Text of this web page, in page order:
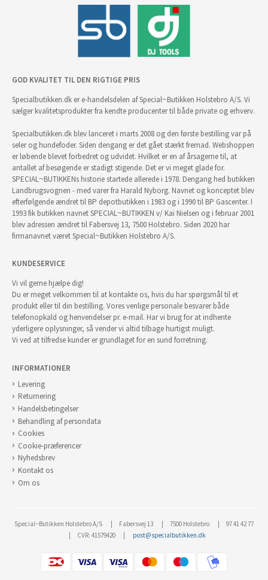
GOD KVALITET TIL DEN RIGTIGE PRIS
Specialbutikken.dk er e-handelsdelen af Special~Butikken Holstebro A/S. Vi
sælger kvalitetsprodukter fra kendte producenter til både private og erhverv.
Specialbutikken.dk blev lanceret i marts 2008 og den første bestilling var på
seler og hundefoder. Siden dengang er det gået stærkt fremad. Webshoppen
er løbende blevet forbedret og udvidet. Hvilket er en af årsagerne til, at
antallet af besøgende er stadigt stigende. Det er vi meget glade for.
SPECIAL~BUTIKKENs historie startede allerede i 1978. Dengang hed butikken
Landbrugsvognen - med varer fra Harald Nyborg. Navnet og konceptet blev
efterfølgende ændret til BP depotbutikken i 1983 og i 1990 til BP Gascenter. I
1993 fik butikken navnet SPECIAL~BUTIKKEN v/ Kai Nielsen og i februar 2001
blev adressen ændret til Fabersvej 13, 7500 Holstebro. Siden 2020 har
firmanavnet været Special~Butikken Holstebro A/S.
KUNDESERVICE
Vi vil gerne hjælpe dig!
Du er meget velkommen til at kontakte os, hvis du har spørgsmål til et
produkt eller til din bestilling. Vores venlige personale besvarer både
telefonopkald og henvendelser pr. e-mail. Har vi brug for at indhente
yderligere oplysninger, så vender vi altid tilbage hurtigst muligt.
Vi ved at tilfredse kunder er grundlaget for en sund forretning.
INFORMATIONER
Levering
Returnering
Handelsbetingelser
Behandling af persondata
Cookies
Cookie-præferencer
Nyhedsbrev
Kontakt os
Om os
Special~Butikken Holstebro A/S Fabersvej 13 7500 Holstebro
97 41 42 77
CVR: 41579420
post@specialbutikken.dk